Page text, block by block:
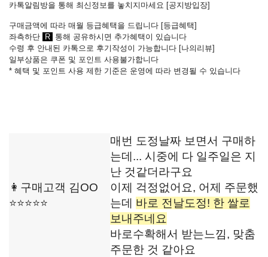
카톡알림방을 통해 최신정보를 놓치지마세요 [공지방입장]
구매금액에 따라 매월 등급혜택을 드립니다 [등급혜택]
좌측하단
R 통해 공유하시면 추가혜택이 있습니다
수령 후 안내된 카톡으로 후기작성이 가능합니다 [나의리뷰]
일부상품은 쿠폰 및 포인트 사용불가합니다
* 혜택 및 포인트 사용 제한 기준은 운영에 따라 변경될 수 있습니다
👩구매고객 김OO
⭐⭐⭐⭐⭐
매번 도정날짜 보면서 구매하
는데... 시중에 다 일주일은 지
난 것같더라구요
이제 걱정없어요, 어제 주문했
는데 바로 전날도정! 한 쌀로
보내주네요
바로수확해서 받는느낌, 맞춤
주문한 것 같아요